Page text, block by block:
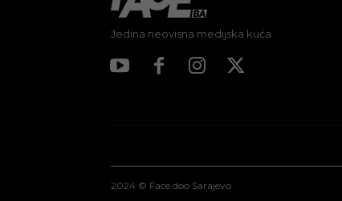
Jedina neovisna medijska kuća
2024 © Face doo Sarajevo